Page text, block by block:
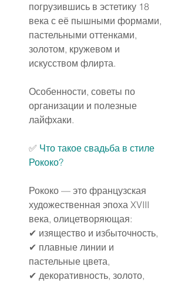
погрузившись в эстетику 18
века с её пышными формами,
пастельными оттенками,
золотом, кружевом и
искусством флирта.
Особенности, советы по
организации и полезные
лайфхаки.
✅ Что такое свадьба в стиле
Рококо?
Рококо — это французская
художественная эпоха XVIII
века, олицетворяющая:
✔ изящество и избыточность,
✔ плавные линии и
пастельные цвета,
✔ декоративность, золото,